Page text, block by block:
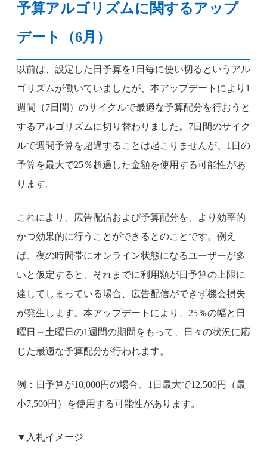
予算アルゴリズムに関するアップ
デート（6月）
以前は、設定した日予算を1日毎に使い切るというアル
ゴリズムが働いていましたが、本アップデートにより1
週間（7日間）のサイクルで最適な予算配分を行おうと
するアルゴリズムに切り替わりました。7日間のサイク
ルで週間予算を超過することは起こりませんが、1日の
予算を最大で25％超過した金額を使用する可能性があ
ります。
これにより、広告配信および予算配分を、より効率的
かつ効果的に行うことができるとのことです。例え
ば、夜の時間帯にオンライン状態になるユーザーが多
いと仮定すると、それまでに利用額が日予算の上限に
達してしまっている場合、広告配信ができず機会損失
が発生します。本アップデートにより、25％の幅と日
曜日～土曜日の1週間の期間をもって、日々の状況に応
じた最適な予算配分が行われます。
例：日予算が10,000円の場合、1日最大で12,500円（最
小7,500円）を使用する可能性があります。
▼入札イメージ